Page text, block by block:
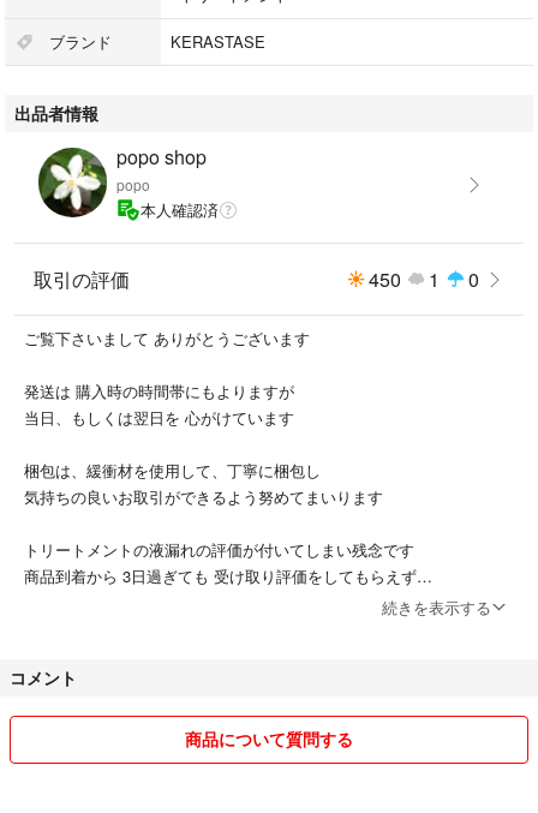
頭皮・毛髪にうるおいを与え、健康的で美しいツヤを与え、髪の表面をな
めらかにケアします
ブランド KERASTASE
出品者情報
popo shop
popo
本人確認済
取引の評価 450 1 0
ご覧下さいまして ありがとうございます
発送は 購入時の時間帯にもよりますが
当日、もしくは翌日を 心がけています
梱包は、緩衝材を使用して、丁寧に梱包し
気持ちの良いお取引ができるよう努めてまいります
トリートメントの液漏れの評価が付いてしまい残念です
商品到着から 3日過ぎても 受け取り評価をしてもらえず
続きを表示する
コメント
商品について質問する